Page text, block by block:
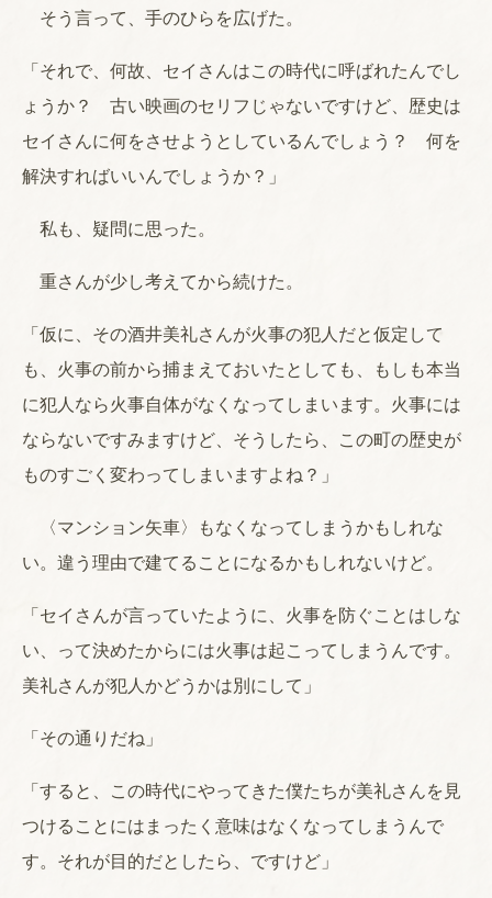
そう言って、手のひらを広げた。
「それで、何故、セイさんはこの時代に呼ばれたんでし
ょうか？ 古い映画のセリフじゃないですけど、歴史は
セイさんに何をさせようとしているんでしょう？ 何を
解決すればいいんでしょうか？」
私も、疑問に思った。
重さんが少し考えてから続けた。
「仮に、その酒井美礼さんが火事の犯人だと仮定して
も、火事の前から捕まえておいたとしても、もしも本当
に犯人なら火事自体がなくなってしまいます。火事には
ならないですみますけど、そうしたら、この町の歴史が
ものすごく変わってしまいますよね？」
〈マンション矢車〉もなくなってしまうかもしれな
い。違う理由で建てることになるかもしれないけど。
「セイさんが言っていたように、火事を防ぐことはしな
い、って決めたからには火事は起こってしまうんです。
美礼さんが犯人かどうかは別にして」
「その通りだね」
「すると、この時代にやってきた僕たちが美礼さんを見
つけることにはまったく意味はなくなってしまうんで
す。それが目的だとしたら、ですけど」